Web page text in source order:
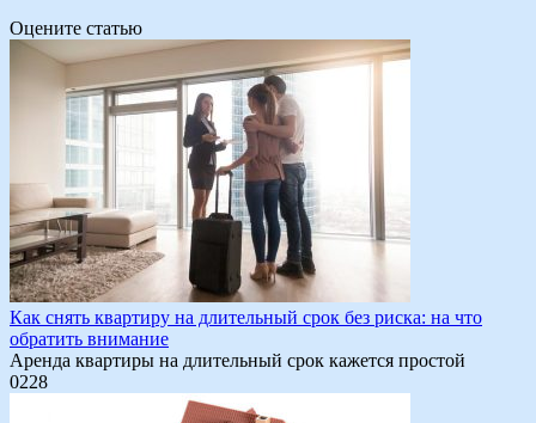
Оцените статью
Как снять квартиру на длительный срок без риска: на что
обратить внимание
Аренда квартиры на длительный срок кажется простой
0228